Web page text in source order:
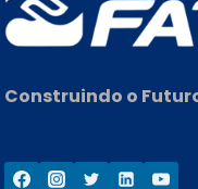
Construindo o